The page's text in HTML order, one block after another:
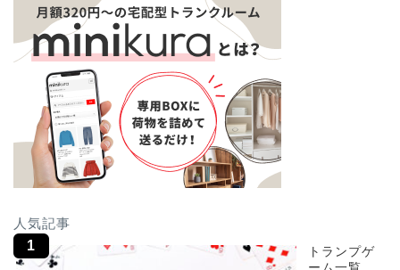
人気記事
トランプゲ